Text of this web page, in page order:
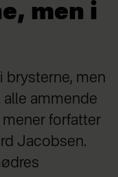
men i
brysterne, men
ammende
forfatter
Jacobsen.